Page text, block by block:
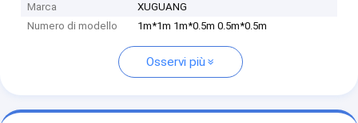
Marca
XUGUANG
Numero di modello
1m*1m 1m*0.5m 0.5m*0.5m
Osservi più